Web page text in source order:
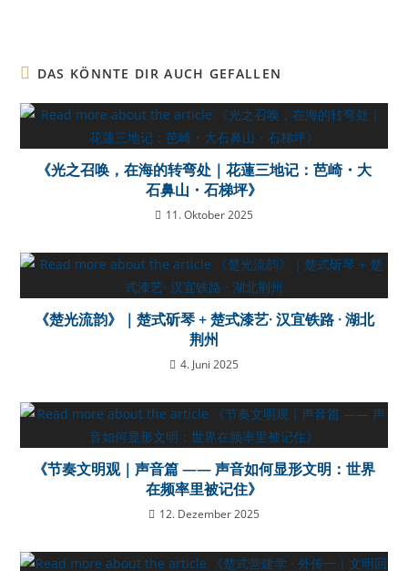
DAS KÖNNTE DIR AUCH GEFALLEN
《光之召唤，在海的转弯处｜花蓮三地记：芭崎・大
石鼻山・石梯坪》
11. Oktober 2025
《楚光流韵》｜楚式斫琴 + 楚式漆艺· 汉宜铁路 · 湖北
荆州
4. Juni 2025
《节奏文明观｜声音篇 —— 声音如何显形文明：世界
在频率里被记住》
12. Dezember 2025